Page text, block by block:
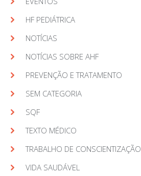
HF PEDIÁTRICA
NOTÍCIAS
NOTÍCIAS SOBRE AHF
PREVENÇÃO E TRATAMENTO
SEM CATEGORIA
SQF
TEXTO MÉDICO
TRABALHO DE CONSCIENTIZAÇÃO
VIDA SAUDÁVEL